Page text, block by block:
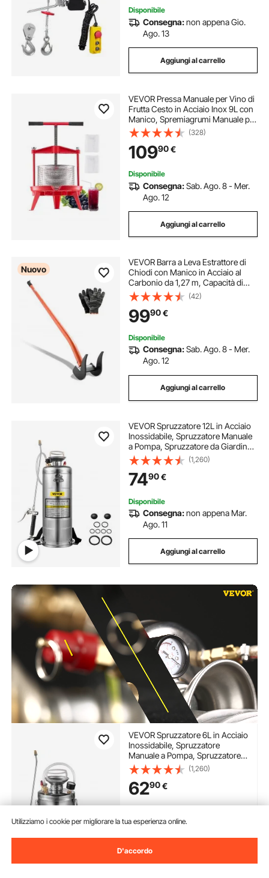
Disponibile
Consegna:non appena Gio.
Ago. 13
Aggiungi al carrello
VEVOR Pressa Manuale per Vino di
Frutta Cesto in Acciaio Inox 9L con
Manico, Spremiagrumi Manuale per
Bevande Alcoliche Pressa per
Sidro, Mela, Uva, Tintura, Miele,
Olio d'Oliva Cucina, Casa
(328)
10990€
Disponibile
Consegna:Sab. Ago. 8 - Mer.
Ago. 12
Aggiungi al carrello
Nuovo
VEVOR Barra a Leva Estrattore di
Chiodi con Manico in Acciaio al
Carbonio da 1,27 m, Capacità di
Peso di 907 kg per Impieghi
Gravosi, Barra di Rottura per
Pavimenti, Strutture, Coperture,
Cartongesso
(42)
9990€
Disponibile
Consegna:Sab. Ago. 8 - Mer.
Ago. 12
Aggiungi al carrello
VEVOR Spruzzatore 12L in Acciaio
Inossidabile, Spruzzatore Manuale
a Pompa, Spruzzatore da Giardino
Rinforzato a Pressione da 3,3
Pollici, Spruzzatore per
Giardinaggio Domestico e Pulizia
del Terreno
(1,260)
7490€
Disponibile
Consegna:non appena Mar.
Ago. 11
Aggiungi al carrello
VEVOR Spruzzatore 6L in Acciaio
Inossidabile, Spruzzatore
Manuale a Pompa, Spruzzatore
da Giardino Rinforzato a
Pressione da 3,3 Pollici,
Spruzzatore per Giardinaggio
Domestico e Pulizia del Terreno
(1,260)
6290€
Consegna:non appena Lun.
Ago. 10
Aggiungi al carrello
Utilizziamo i cookie per migliorare la tua esperienza online.
D'accordo